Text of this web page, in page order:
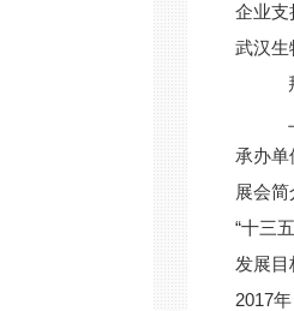
企业支
武汉生
拜
承办
展会简
“十三
发展
2017